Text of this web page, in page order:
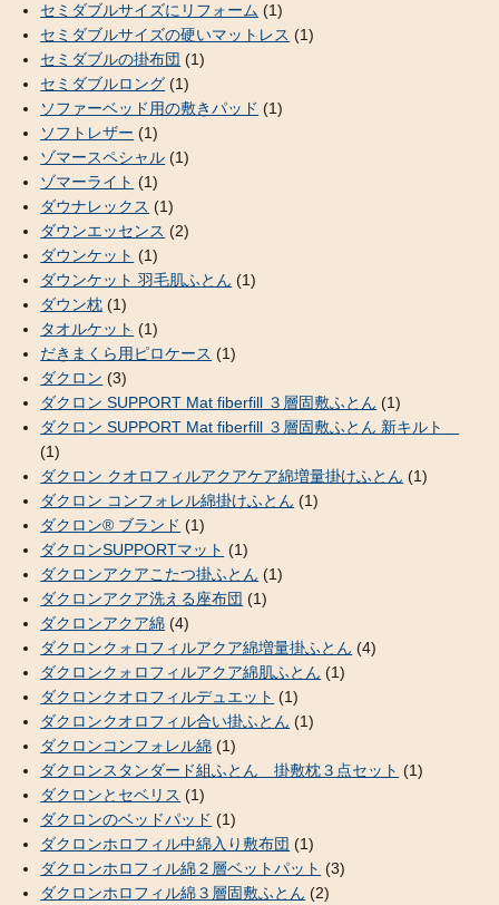
セミダブルサイズにリフォーム (1)
セミダブルサイズの硬いマットレス (1)
セミダブルの掛布団 (1)
セミダブルロング (1)
ソファーベッド用の敷きパッド (1)
ソフトレザー (1)
ゾマースペシャル (1)
ゾマーライト (1)
ダウナレックス (1)
ダウンエッセンス (2)
ダウンケット (1)
ダウンケット 羽毛肌ふとん (1)
ダウン枕 (1)
タオルケット (1)
だきまくら用ピロケース (1)
ダクロン (3)
ダクロン SUPPORT Mat fiberfill ３層固敷ふとん (1)
ダクロン SUPPORT Mat fiberfill ３層固敷ふとん 新キルト
(1)
ダクロン クオロフィルアクアケア綿増量掛けふとん (1)
ダクロン コンフォレル綿掛けふとん (1)
ダクロン® ブランド (1)
ダクロンSUPPORTマット (1)
ダクロンアクアこたつ掛ふとん (1)
ダクロンアクア洗える座布団 (1)
ダクロンアクア綿 (4)
ダクロンクォロフィルアクア綿増量掛ふとん (4)
ダクロンクォロフィルアクア綿肌ふとん (1)
ダクロンクオロフィルデュエット (1)
ダクロンクオロフィル合い掛ふとん (1)
ダクロンコンフォレル綿 (1)
ダクロンスタンダード組ふとん 掛敷枕３点セット (1)
ダクロンとセベリス (1)
ダクロンのベッドパッド (1)
ダクロンホロフィル中綿入り敷布団 (1)
ダクロンホロフィル綿２層ベットパット (3)
ダクロンホロフィル綿３層固敷ふとん (2)